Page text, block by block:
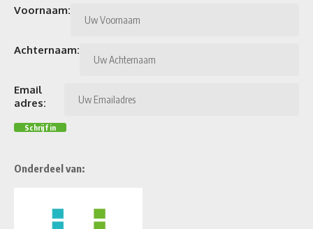
Voornaam:
Achternaam:
Email
adres:
Onderdeel van: